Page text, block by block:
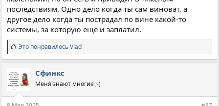
последствиям. Одно дело когда ты сам виноват, а
другое дело когда ты пострадал по вине какой-то
системы, за которую еще и заплатил.
С
и
м
а
т
и
Это понравилосьVlad
Сфинкс
Меня знают многие ;-)